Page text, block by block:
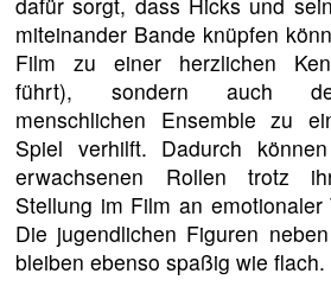
miteinander Bande knüpfen
Film zu einer herzlichen
führt), sondern auch
menschlichen Ensemble zu
Spiel verhilft. Dadurch
erwachsenen Rollen trotz
Stellung im Film an emotionaler
Die jugendlichen Figuren
bleiben ebenso spaßig wie flach.